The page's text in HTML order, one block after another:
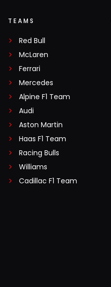
TEAMS
Red Bull
McLaren
Ferrari
Mercedes
Alpine F1 Team
Audi
Aston Martin
Haas F1 Team
Racing Bulls
Williams
Cadillac F1 Team